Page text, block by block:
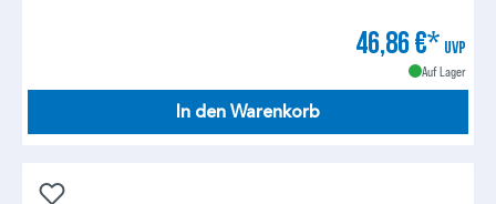
46,86 €* UVP
Auf Lager
In den Warenkorb